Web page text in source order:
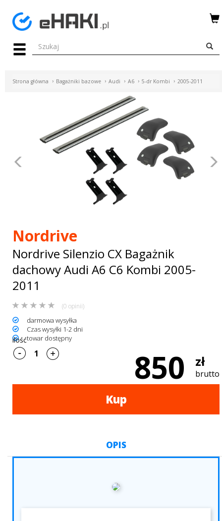
Menu
HAKI
BOXY
AKCESORIA
SPORTOWE
Turystyka
Przyczepy
samochodowe
Strona główna Bagażniki bazowe Audi A6 5-dr Kombi 2005-2011
Nordrive
Nordrive Silenzio CX Bagażnik
dachowy Audi A6 C6 Kombi 2005-
2011
(0 opinii)
darmowa wysyłka
Czas wysyłki 1-2 dni
towar dostępny
850 zł
brutto
ilość
Kup
OPIS